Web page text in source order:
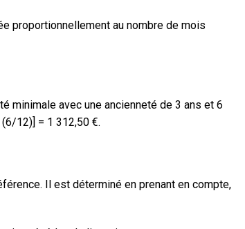
proportionnellement au nombre de mois
minimale avec une ancienneté de 3 ans et 6
12)] = 1 312,50 €.
. Il est déterminé en prenant en compte,